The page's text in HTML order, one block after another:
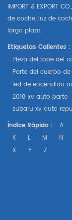
IMPORT & EXPORT
de coche, luz de
largo plazo.
Etiquetas Calientes :
Pieza del tope del
Parte del cuerpo
led de encendido
2018 xv auto parte
subaru xv auto
Índice Rápido :
A
K
L M N
X
Y Z